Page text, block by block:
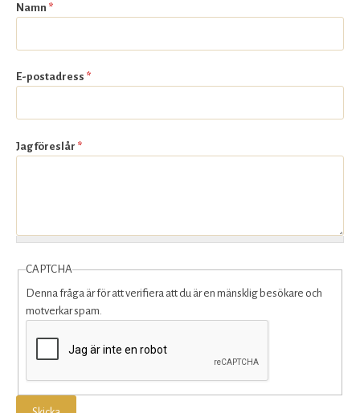
Namn *
E-postadress *
Jag föreslår *
CAPTCHA
Denna fråga är för att verifiera att du är en mänsklig besökare och
motverkar spam.